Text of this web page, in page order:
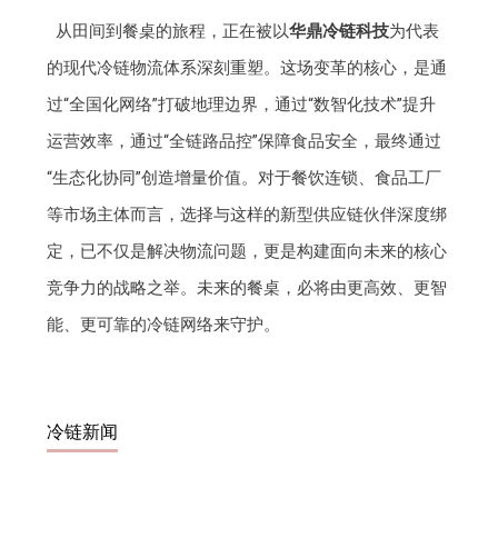
从田间到餐桌的旅程，正在被以华鼎冷链科技为代表
的现代冷链物流体系深刻重塑。这场变革的核心，是通
过“全国化网络”打破地理边界，通过“数智化技术”提升
运营效率，通过“全链路品控”保障食品安全，最终通过
“生态化协同”创造增量价值。对于餐饮连锁、食品工厂
等市场主体而言，选择与这样的新型供应链伙伴深度绑
定，已不仅是解决物流问题，更是构建面向未来的核心
竞争力的战略之举。未来的餐桌，必将由更高效、更智
能、更可靠的冷链网络来守护。
冷链新闻